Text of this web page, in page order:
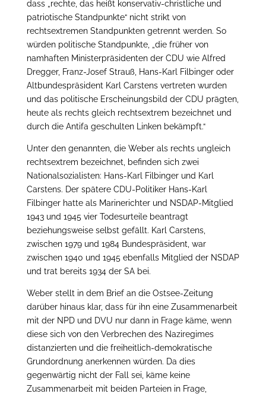
dass „rechte, das heißt konservativ-christliche und
patriotische Standpunkte“ nicht strikt von
rechtsextremen Standpunkten getrennt werden. So
würden politische Standpunkte, „die früher von
namhaften Ministerpräsidenten der CDU wie Alfred
Dregger, Franz-Josef Strauß, Hans-Karl Filbinger oder
Altbundespräsident Karl Carstens vertreten wurden
und das politische Erscheinungsbild der CDU prägten,
heute als rechts gleich rechtsextrem bezeichnet und
durch die Antifa geschulten Linken bekämpft.“
Unter den genannten, die Weber als rechts ungleich
rechtsextrem bezeichnet, befinden sich zwei
Nationalsozialisten: Hans-Karl Filbinger und Karl
Carstens. Der spätere CDU-Politiker Hans-Karl
Filbinger hatte als Marinerichter und NSDAP-Mitglied
1943 und 1945 vier Todesurteile beantragt
beziehungsweise selbst gefällt. Karl Carstens,
zwischen 1979 und 1984 Bundespräsident, war
zwischen 1940 und 1945 ebenfalls Mitglied der NSDAP
und trat bereits 1934 der SA bei.
Weber stellt in dem Brief an die Ostsee-Zeitung
darüber hinaus klar, dass für ihn eine Zusammenarbeit
mit der NPD und DVU nur dann in Frage käme, wenn
diese sich von den Verbrechen des Naziregimes
distanzierten und die freiheitlich-demokratische
Grundordnung anerkennen würden. Da dies
gegenwärtig nicht der Fall sei, käme keine
Zusammenarbeit mit beiden Parteien in Frage,